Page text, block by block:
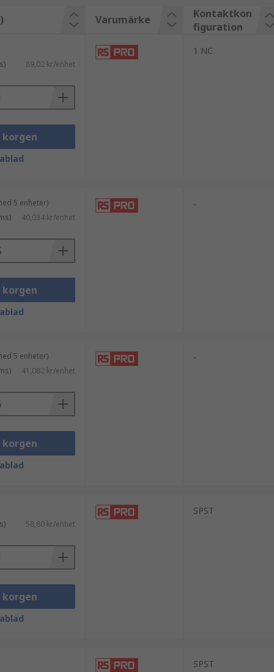
Varumärke
Kontaktkon
figuration
89,02 kr/enhet
korgen
1 NC
5 enheter)
40,034 kr/enhet
korgen
-
5 enheter)
41,082 kr/enhet
korgen
-
58,80 kr/enhet
korgen
SPST
SPST